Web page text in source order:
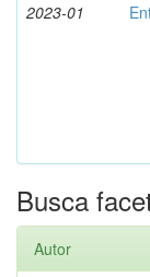
2023-01
Busca
Autor